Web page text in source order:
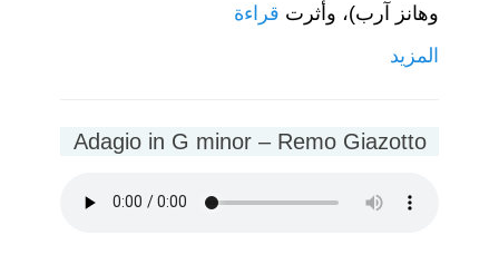
وهانز آرب)، وأثرت قراءة
المزيد
Adagio in G minor – Remo Giazotto